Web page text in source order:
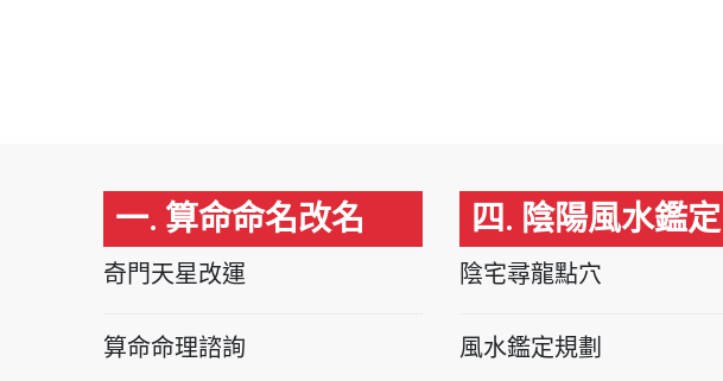
一. 算命命名改名
奇門天星改運
算命命理諮詢
四. 陰陽風水鑑定
陰宅尋龍點穴
風水鑑定規劃